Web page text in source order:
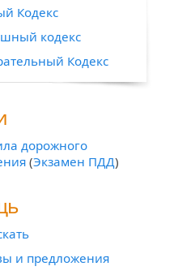
Кодекс
кодекс
Кодекс
дорожного
(Экзамен ПДД)
и предложения